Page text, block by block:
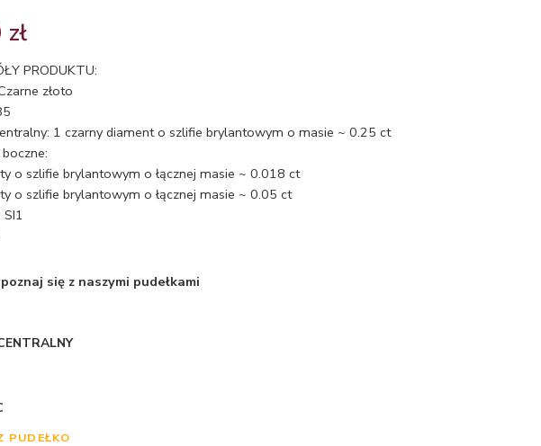
zł
PRODUKTU:
złoto
1 czarny diament o szlifie brylantowym o masie ~ 0.25 ct
o szlifie brylantowym o łącznej masie ~ 0.018 ct
o szlifie brylantowym o łącznej masie ~ 0.05 ct
SI1
się z naszymi pudełkami
PUDEŁKO